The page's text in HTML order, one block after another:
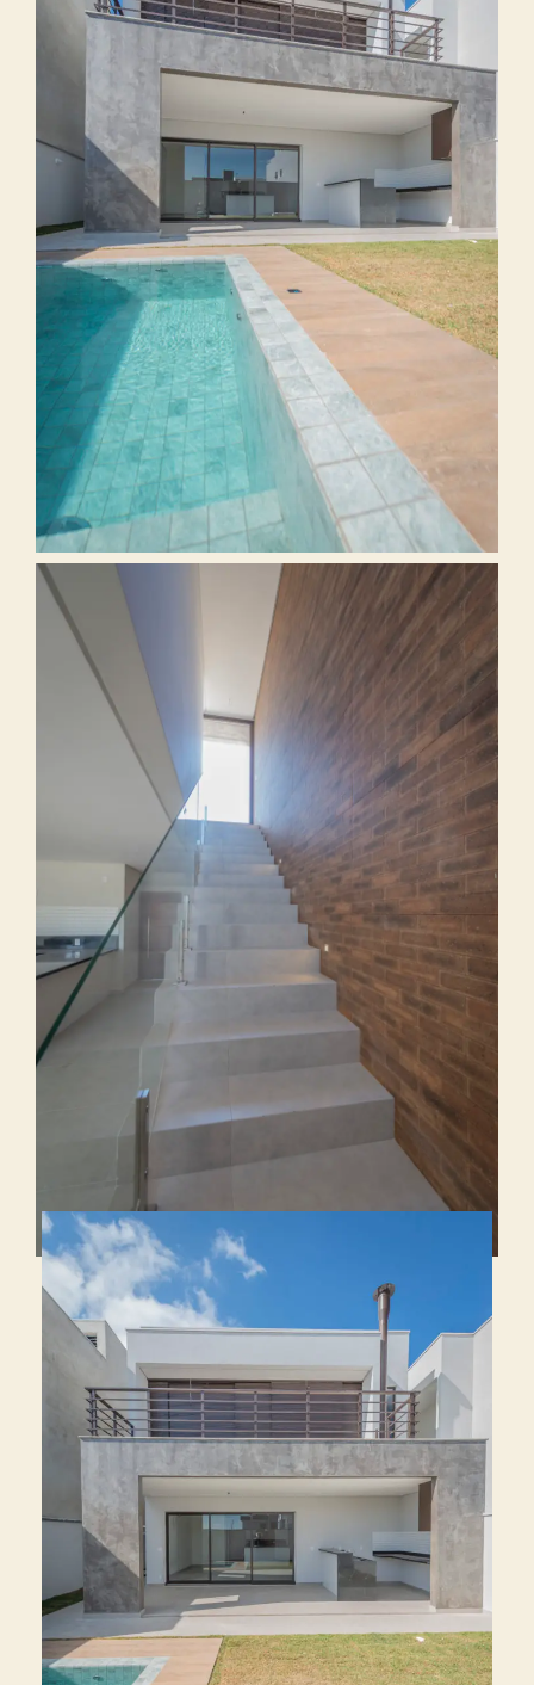
FICHA TÉCNICA
Reserva da Ermida
Jundiaí – São Paulo
Área total construída: 195.95 m²
2020
Equipe: Paula Soriano / Fernando Pagotto